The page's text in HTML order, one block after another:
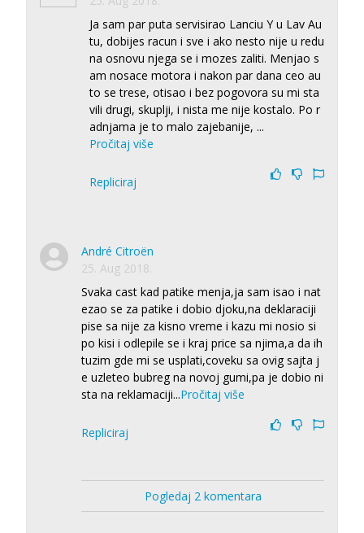
Ja sam par puta servisirao Lanciu Y u Lav Au
tu, dobijes racun i sve i ako nesto nije u redu
na osnovu njega se i mozes zaliti. Menjao s
am nosace motora i nakon par dana ceo au
to se trese, otisao i bez pogovora su mi sta
vili drugi, skuplji, i nista me nije kostalo. Po r
adnjama je to malo zajebanije, ...
Pročitaj više
Repliciraj
André Citroën
25. Aug 2018.
Svaka cast kad patike menja,ja sam isao i nat
ezao se za patike i dobio djoku,na deklaraciji
pise sa nije za kisno vreme i kazu mi nosio si
po kisi i odlepile se i kraj price sa njima,a da ih
tuzim gde mi se usplati,coveku sa ovig sajta j
e uzleteo bubreg na novoj gumi,pa je dobio ni
sta na reklamaciji...Pročitaj više
Repliciraj
Pogledaj 2 komentara